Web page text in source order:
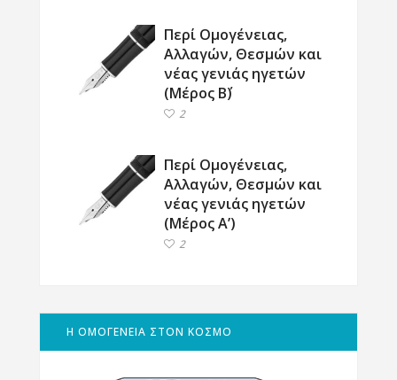
Περί Ομογένειας,
Αλλαγών, Θεσμών και
νέας γενιάς ηγετών
(Μέρος Β΄)
2
Περί Ομογένειας,
Αλλαγών, Θεσμών και
νέας γενιάς ηγετών
(Μέρος Α’)
2
Η ΟΜΟΓΕΝΕΙΑ ΣΤΟΝ ΚΟΣΜΟ